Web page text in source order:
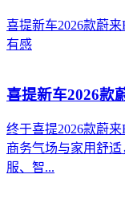
喜提新车2026款蔚来
有感
喜提新车2026款
终于喜提2026款蔚
商务气场与家用舒
服、智...